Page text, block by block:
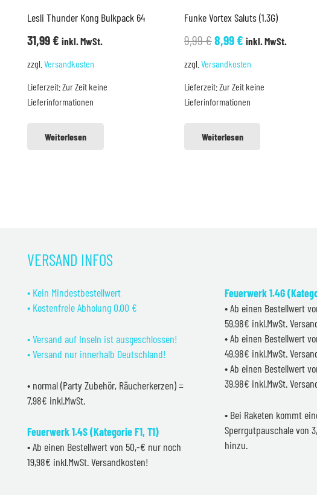
Lesli Thunder Kong Bulkpack 64
31,99€ inkl. MwSt.
zzgl. Versandkosten
Lieferzeit:Zur Zeit keine
Lieferinformationen
Weiterlesen
Funke Vortex Saluts (1.3G)
9,99€Ursprünglicher
Preis
9,99 €
8,99€Aktueller
8,99 €.
inkl. MwSt.
zzgl. Versandkosten
Lieferzeit:Zur Zeit keine
Lieferinformationen
Weiterlesen
VERSAND INFOS
• Kein Mindestbestellwert
• Kostenfreie Abholung 0,00 €
• Versand auf Inseln ist ausgeschlossen!
• Versand nur innerhalb Deutschland!
• normal (Party Zubehör, Räucherkerzen) =
7,98€ inkl.MwSt.
Feuerwerk 1.4S (Kategorie F1, T1)
• Ab einen Bestellwert von 50,-€ nur noch
19,98€ inkl.MwSt. Versandkosten!
Feuerwerk 1.4G
• Ab einen Bestellwert
59,98€ inkl.MwSt.
• Ab einen Bestellwert
49,98€ inkl.MwSt.
• Ab einen Bestellwert
39,98€ inkl.MwSt.
• Bei Raketen kommt
Sperrgutpauschale von
hinzu.